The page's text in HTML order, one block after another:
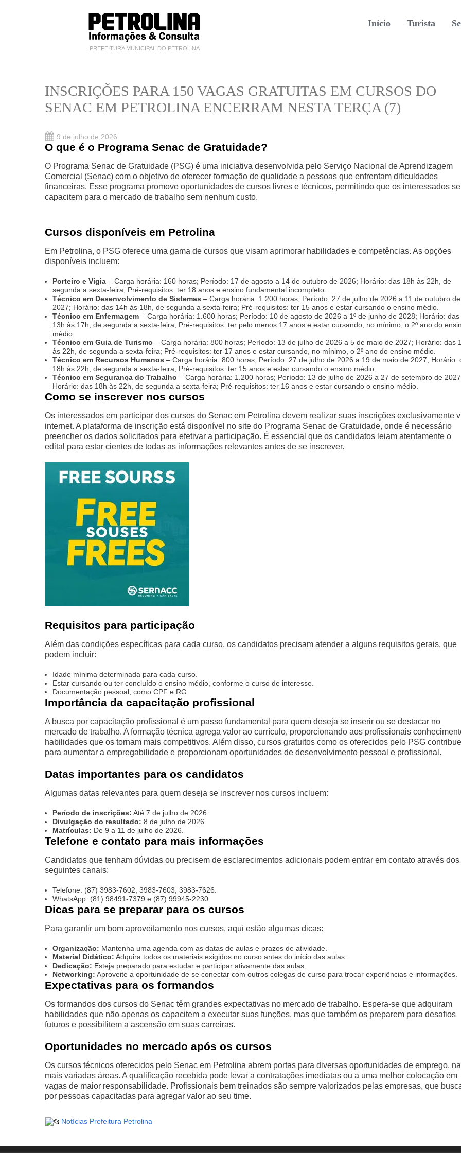
PREFEITURA MUNICIPAL DO PETROLINA
Início Turista
INSCRIÇÕES PARA 150 VAGAS GRATUITAS EM CURSOS DO
SENAC EM PETROLINA ENCERRAM NESTA TERÇA (7)
9 de julho de 2026
O que é o Programa Senac de Gratuidade?
O Programa Senac de Gratuidade (PSG) é uma iniciativa desenvolvida pelo Serviço Nacional de Aprendizagem
Comercial (Senac) com o objetivo de oferecer formação de qualidade a pessoas que enfrentam dificuldades
financeiras. Esse programa promove oportunidades de cursos livres e técnicos, permitindo que os interessados se
capacitem para o mercado de trabalho sem nenhum custo.
Cursos disponíveis em Petrolina
Em Petrolina, o PSG oferece uma gama de cursos que visam aprimorar habilidades e competências. As opções
disponíveis incluem:
Porteiro e Vigia – Carga horária: 160 horas; Período: 17 de agosto a 14 de outubro de 2026; Horário: das 18h às 22h, de
segunda a sexta-feira; Pré-requisitos: ter 18 anos e ensino fundamental incompleto.
Técnico em Desenvolvimento de Sistemas – Carga horária: 1.200 horas; Período: 27 de julho de 2026 a 11 de outubro de
2027; Horário: das 14h às 18h, de segunda a sexta-feira; Pré-requisitos: ter 15 anos e estar cursando o ensino médio.
Técnico em Enfermagem – Carga horária: 1.600 horas; Período: 10 de agosto de 2026 a 1º de junho de 2028; Horário: das
13h às 17h, de segunda a sexta-feira; Pré-requisitos: ter pelo menos 17 anos e estar cursando, no mínimo, o 2º ano do
médio.
Técnico em Guia de Turismo – Carga horária: 800 horas; Período: 13 de julho de 2026 a 5 de maio de 2027; Horário: das
às 22h, de segunda a sexta-feira; Pré-requisitos: ter 17 anos e estar cursando, no mínimo, o 2º ano do ensino médio.
Técnico em Recursos Humanos – Carga horária: 800 horas; Período: 27 de julho de 2026 a 19 de maio de 2027; Horário:
18h às 22h, de segunda a sexta-feira; Pré-requisitos: ter 15 anos e estar cursando o ensino médio.
Técnico em Segurança do Trabalho – Carga horária: 1.200 horas; Período: 13 de julho de 2026 a 27 de setembro de
Horário: das 18h às 22h, de segunda a sexta-feira; Pré-requisitos: ter 16 anos e estar cursando o ensino médio.
Como se inscrever nos cursos
Os interessados em participar dos cursos do Senac em Petrolina devem realizar suas inscrições exclusivamente
internet. A plataforma de inscrição está disponível no site do Programa Senac de Gratuidade, onde é necessário
preencher os dados solicitados para efetivar a participação. É essencial que os candidatos leiam atentamente o
edital para estar cientes de todas as informações relevantes antes de se inscrever.
Requisitos para participação
Além das condições específicas para cada curso, os candidatos precisam atender a alguns requisitos gerais, que
podem incluir:
Idade mínima determinada para cada curso.
Estar cursando ou ter concluído o ensino médio, conforme o curso de interesse.
Documentação pessoal, como CPF e RG.
Importância da capacitação profissional
A busca por capacitação profissional é um passo fundamental para quem deseja se inserir ou se destacar no
mercado de trabalho. A formação técnica agrega valor ao currículo, proporcionando aos profissionais
habilidades que os tornam mais competitivos. Além disso, cursos gratuitos como os oferecidos pelo PSG
para aumentar a empregabilidade e proporcionam oportunidades de desenvolvimento pessoal e profissional.
Datas importantes para os candidatos
Algumas datas relevantes para quem deseja se inscrever nos cursos incluem:
Período de inscrições: Até 7 de julho de 2026.
Divulgação do resultado: 8 de julho de 2026.
Matrículas: De 9 a 11 de julho de 2026.
Telefone e contato para mais informações
Candidatos que tenham dúvidas ou precisem de esclarecimentos adicionais podem entrar em contato através dos
seguintes canais:
Telefone: (87) 3983-7602, 3983-7603, 3983-7626.
WhatsApp: (81) 98491-7379 e (87) 99945-2230.
Dicas para se preparar para os cursos
Para garantir um bom aproveitamento nos cursos, aqui estão algumas dicas:
Organização: Mantenha uma agenda com as datas de aulas e prazos de atividade.
Material Didático: Adquira todos os materiais exigidos no curso antes do início das aulas.
Dedicação: Esteja preparado para estudar e participar ativamente das aulas.
Networking: Aproveite a oportunidade de se conectar com outros colegas de curso para trocar experiências e informações.
Expectativas para os formandos
Os formandos dos cursos do Senac têm grandes expectativas no mercado de trabalho. Espera-se que adquiram
habilidades que não apenas os capacitem a executar suas funções, mas que também os preparem para desafios
futuros e possibilitem a ascensão em suas carreiras.
Oportunidades no mercado após os cursos
Os cursos técnicos oferecidos pelo Senac em Petrolina abrem portas para diversas oportunidades de emprego,
mais variadas áreas. A qualificação recebida pode levar a contratações imediatas ou a uma melhor colocação em
vagas de maior responsabilidade. Profissionais bem treinados são sempre valorizados pelas empresas, que
por pessoas capacitadas para agregar valor ao seu time.
Notícias Prefeitura Petrolina